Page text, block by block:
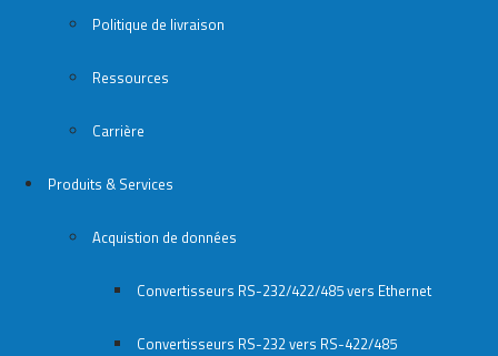
Politique de livraison
Ressources
Carrière
Produits & Services
Acquistion de données
Convertisseurs RS-232/422/485 vers Ethernet
Convertisseurs RS-232 vers RS-422/485